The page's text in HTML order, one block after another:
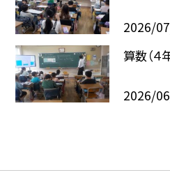
2026/
算数（４
2026/